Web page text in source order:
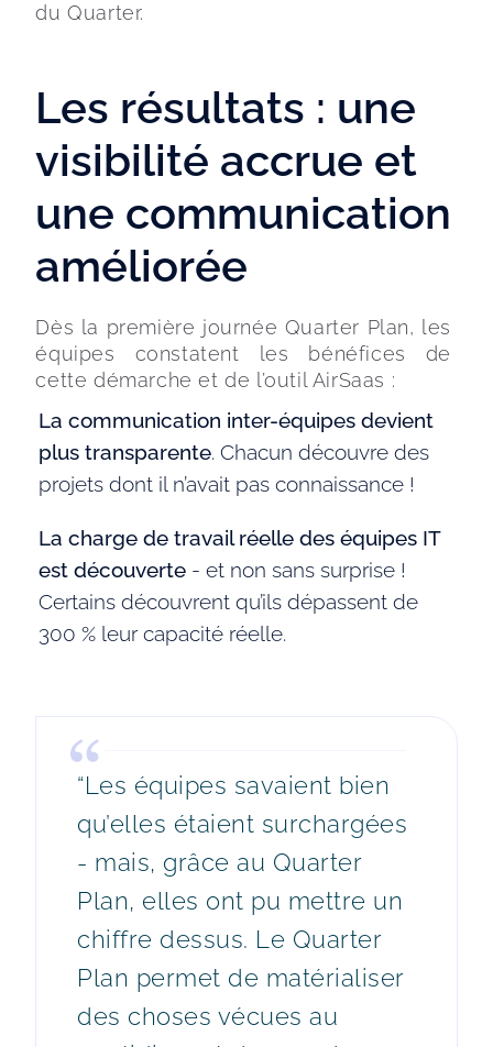
du Quarter.
Les résultats : une
visibilité accrue et
une communication
améliorée
Dès la première journée Quarter Plan, les
équipes constatent les bénéfices de
cette démarche et de l’outil AirSaas :
La communication inter-équipes devient
plus transparente. Chacun découvre des
projets dont il n’avait pas connaissance !
La charge de travail réelle des équipes IT
est découverte - et non sans surprise !
Certains découvrent qu’ils dépassent de
300 % leur capacité réelle.
“Les équipes savaient bien
qu’elles étaient surchargées
- mais, grâce au Quarter
Plan, elles ont pu mettre un
chiffre dessus. Le Quarter
Plan permet de matérialiser
des choses vécues au